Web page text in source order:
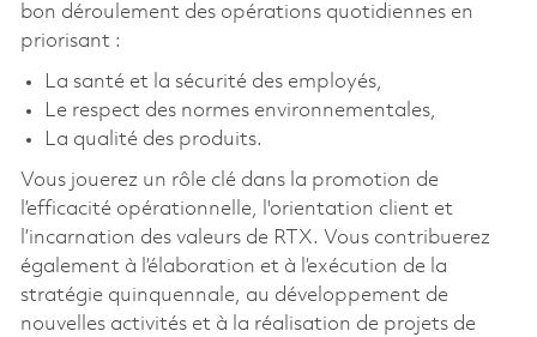
bon déroulement des opérations quotidiennes en
priorisant :
La santé et la sécurité des employés,
Le respect des normes environnementales,
La qualité des produits.
Vous jouerez un rôle clé dans la promotion de
l’efficacité opérationnelle, l'orientation client et
l’incarnation des valeurs de RTX. Vous contribuerez
également à l’élaboration et à l’exécution de la
stratégie quinquennale, au développement de
nouvelles activités et à la réalisation de projets de